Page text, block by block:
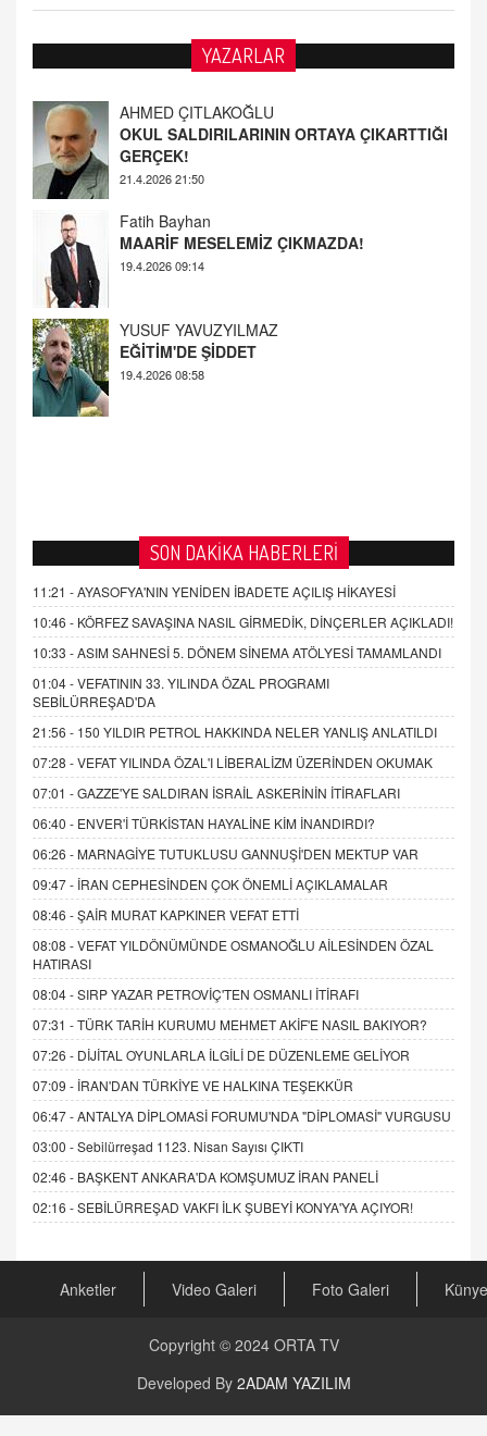
YAZARLAR
Fatih Bayhan
MAARİF MESELEMİZ ÇIKMAZDA!
19.4.2026 09:14
YUSUF YAVUZYILMAZ
EĞİTİM'DE ŞİDDET
19.4.2026 08:58
AHMED ÇITLAKOĞLU
OKUL SALDIRILARININ ORTAYA ÇIKARTTIĞI
GERÇEK!
SON DAKİKA HABERLERİ
11:21 -AYASOFYA'NIN YENİDEN İBADETE AÇILIŞ HİKAYESİ
10:46 - KÖRFEZ SAVAŞINA NASIL GİRMEDİK, DİNÇERLER AÇIKLADI!
10:33 -ASIM SAHNESİ 5. DÖNEM SİNEMA ATÖLYESİ TAMAMLANDI
01:04 -VEFATININ 33. YILINDA ÖZAL PROGRAMI
SEBİLÜRREŞAD'DA
21:56 - 150 YILDIR PETROL HAKKINDA NELER YANLIŞ ANLATILDI
07:28 -VEFAT YILINDA ÖZAL'I LİBERALİZM ÜZERİNDEN OKUMAK
07:01 -GAZZE'YE SALDIRAN İSRAİL ASKERİNİN İTİRAFLARI
06:40 - ENVER'İ TÜRKİSTAN HAYALİNE KİM İNANDIRDI?
06:26 - MARNAGİYE TUTUKLUSU GANNUŞİ'DEN MEKTUP VAR
09:47 - İRAN CEPHESİNDEN ÇOK ÖNEMLİ AÇIKLAMALAR
08:46 -ŞAİR MURAT KAPKINER VEFAT ETTİ
08:08 -VEFAT YILDÖNÜMÜNDE OSMANOĞLU AİLESİNDEN ÖZAL
HATIRASI
08:04 -SIRP YAZAR PETROVİÇ'TEN OSMANLI İTİRAFI
07:31 -TÜRK TARİH KURUMU MEHMET AKİF'E NASIL BAKIYOR?
07:26 - DİJİTAL OYUNLARLA İLGİLİ DE DÜZENLEME GELİYOR
07:09 - İRAN'DAN TÜRKİYE VE HALKINA TEŞEKKÜR
06:47 -ANTALYA DİPLOMASİ FORUMU'NDA "DİPLOMASİ" VURGUSU
03:00 -Sebilürreşad 1123. Nisan Sayısı ÇIKTI
02:46 - BAŞKENT ANKARA'DA KOMŞUMUZ İRAN PANELİ
02:16 -SEBİLÜRREŞAD VAKFI İLK ŞUBEYİ KONYA'YA AÇIYOR!
Anketler Video Galeri Foto Galeri Künye
Copyright © 2024 ORTA TV
Developed By 2ADAM YAZILIM